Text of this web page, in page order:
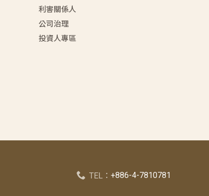
利害關係人
公司治理
投資人專區
TEL： +886-4-7810781